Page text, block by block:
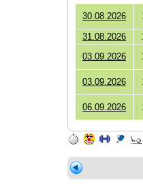
30.08.2026
31.08.2026
03.09.2026
03.09.2026
06.09.2026